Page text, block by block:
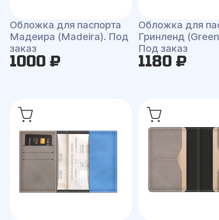
Обложка для паспорта
Мадеира (Madeira). Под
заказ
1000 ₽
Обложка для
Гринленд
Под заказ
1180 ₽